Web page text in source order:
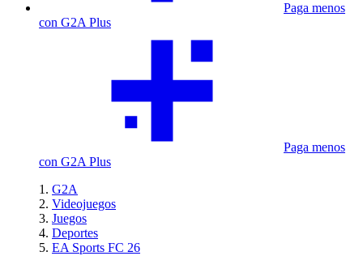
Paga menos
con G2A Plus
Paga menos
con G2A Plus
G2A
Videojuegos
Juegos
Deportes
EA Sports FC 26